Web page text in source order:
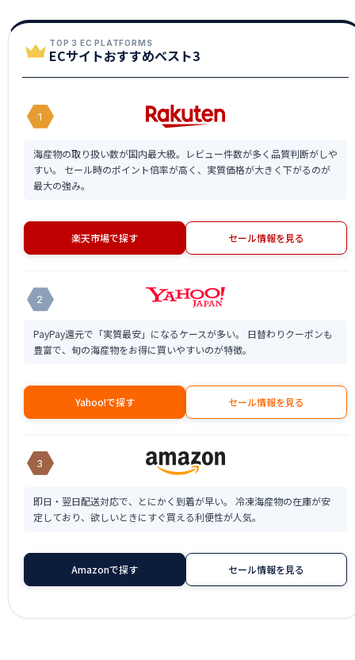
TOP 3 EC PLATFORMS
ECサイトおすすめベスト3
1
海産物の取り扱い数が国内最大級。レビュー件数が多く品質判断がしや
すい。 セール時のポイント倍率が高く、実質価格が大きく下がるのが
最大の強み。
楽天市場で探す セール情報を見る
2
PayPay還元で「実質最安」になるケースが多い。 日替わりクーポンも
豊富で、旬の海産物をお得に買いやすいのが特徴。
Yahoo!で探す セール情報を見る
3
即日・翌日配送対応で、とにかく到着が早い。 冷凍海産物の在庫が安
定しており、欲しいときにすぐ買える利便性が人気。
Amazonで探す セール情報を見る